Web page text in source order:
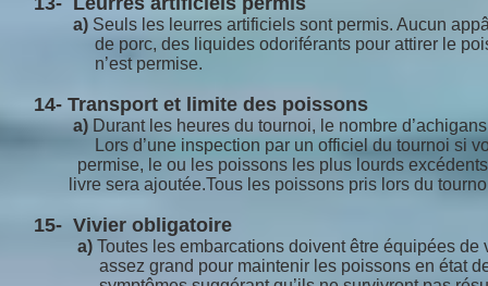
a) Seuls les leurres artificiels sont permis. Aucun
de porc, des liquides odoriférants pour attirer le
n’est permise.
14- Transport et limite des poissons
a) Durant les heures du tournoi, le nombre
Lors d’une inspection par un officiel du tournoi si
permise, le ou les poissons les plus lourds
livre sera ajoutée.Tous les poissons pris lors du tournoi
15- Vivier obligatoire
a) Toutes les embarcations doivent être équipées
assez grand pour maintenir les poissons en état de